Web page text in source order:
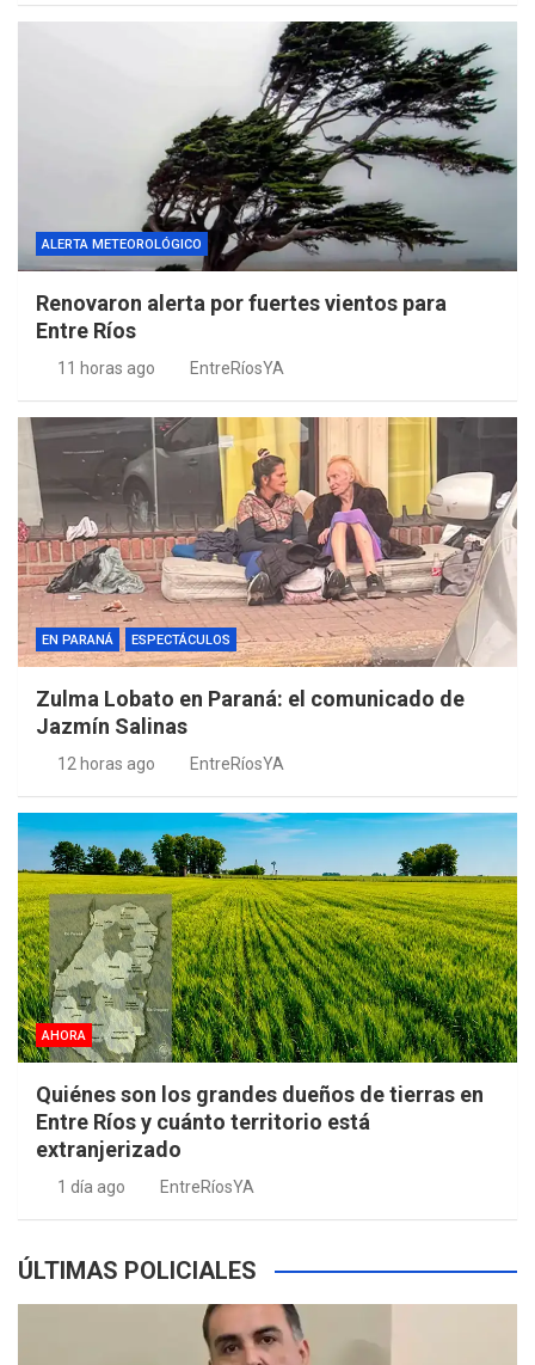
ALERTA METEOROLÓGICO
Renovaron alerta por fuertes vientos para
Entre Ríos
11 horas ago EntreRíosYA
EN PARANÁ ESPECTÁCULOS
Zulma Lobato en Paraná: el comunicado de
Jazmín Salinas
12 horas ago EntreRíosYA
AHORA
Quiénes son los grandes dueños de tierras en
Entre Ríos y cuánto territorio está
extranjerizado
1 día ago EntreRíosYA
ÚLTIMAS POLICIALES